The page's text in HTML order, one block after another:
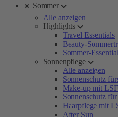
☀️ Sommer
Alle anzeigen
Highlights
Travel Essentials
Beauty-
Sommer-
Sonnenpflege
Alle anzeigen
Sonnenschutz
Make-up mit LSF
Sonnenschutz
Haarpflege mit
After Sun